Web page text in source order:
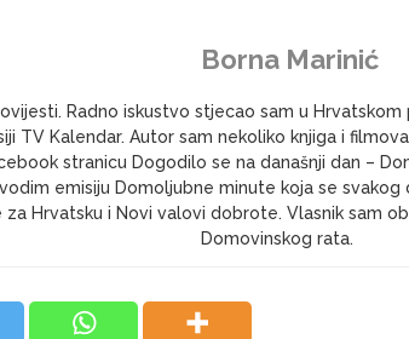
Borna Marinić
Radno iskustvo stjecao sam u
TV Kalendar. Autor sam nekoliko knjiga i
stranicu Dogodilo se na današnji dan –
emisiju Domoljubne minute koja se
za Hrvatsku i Novi valovi dobrote. Vlasnik sam
Domovinskog rata.